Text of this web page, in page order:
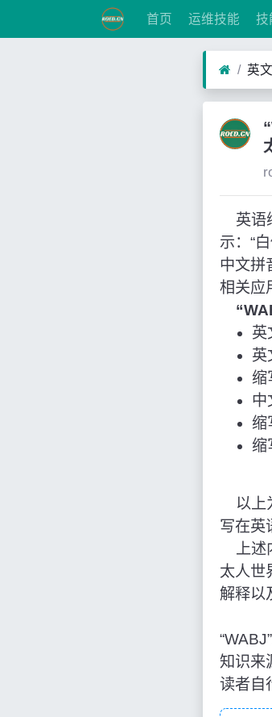
首页 运维技能 技
英
英语
示：“
中文拼
相关应
英
英
缩
中
缩
缩
以上
写在英
上述
太人世
解释以
知识来
读者自